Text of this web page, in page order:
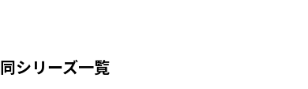
同シリーズ一覧